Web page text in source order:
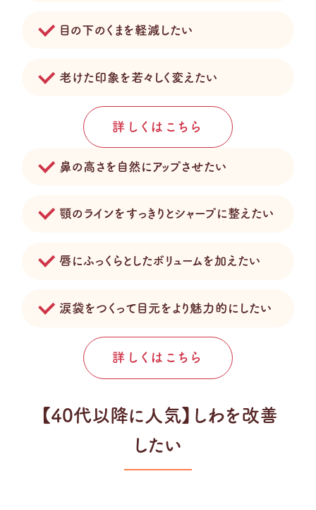
目の下のくまを軽減したい
老けた印象を若々しく変えたい
詳しくはこちら
鼻の高さを自然にアップさせたい
顎のラインをすっきりとシャープに整えたい
唇にふっくらとしたボリュームを加えたい
涙袋をつくって目元をより魅力的にしたい
詳しくはこちら
【40代以降に人気】しわを改善
したい